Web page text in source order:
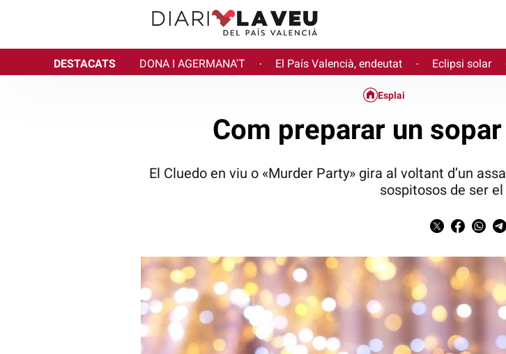
DESTACATS DONA I AGERMANA'T · El País Valencià, endeutat · Eclipsi solar
Esplai
Com preparar un
El Cluedo en viu o «Murder Party» gira al voltant d’un
sospitosos de ser